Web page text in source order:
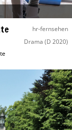
hr-fernsehen
Drama (D 2020)